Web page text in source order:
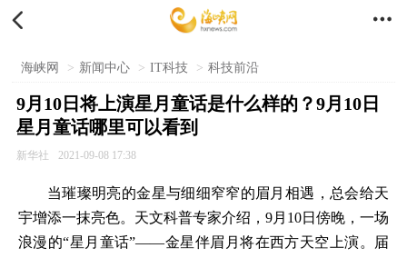
 
海峡网 > 新闻中心 > IT科技 > 科技前沿
9月10日将上演星月童话是什么样的？9月10日
星月童话哪里可以看到
新华社 2021-09-08 17:38
当璀璨明亮的金星与细细窄窄的眉月相遇，总会给天
宇增添一抹亮色。天文科普专家介绍，9月10日傍晚，一场
浪漫的“星月童话”——金星伴眉月将在西方天空上演。届